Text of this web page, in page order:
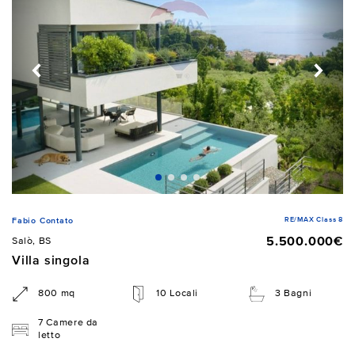
Fabio Contato RE/MAX Class 8
Salò, BS
5.500.000€
Villa singola
800 mq 10 Locali 3 Bagni
7 Camere da
letto